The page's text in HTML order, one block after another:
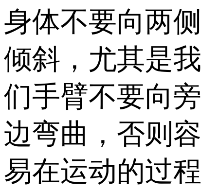
身体不要向两侧
倾斜，尤其是我
们手臂不要向旁
边弯曲，否则容
易在运动的过程